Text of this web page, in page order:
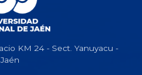
KM 24 - Sect. Yanuyacu -
Jaén